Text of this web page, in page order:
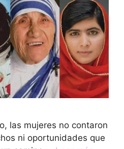
las mujeres no contaron
ni oportunidades que